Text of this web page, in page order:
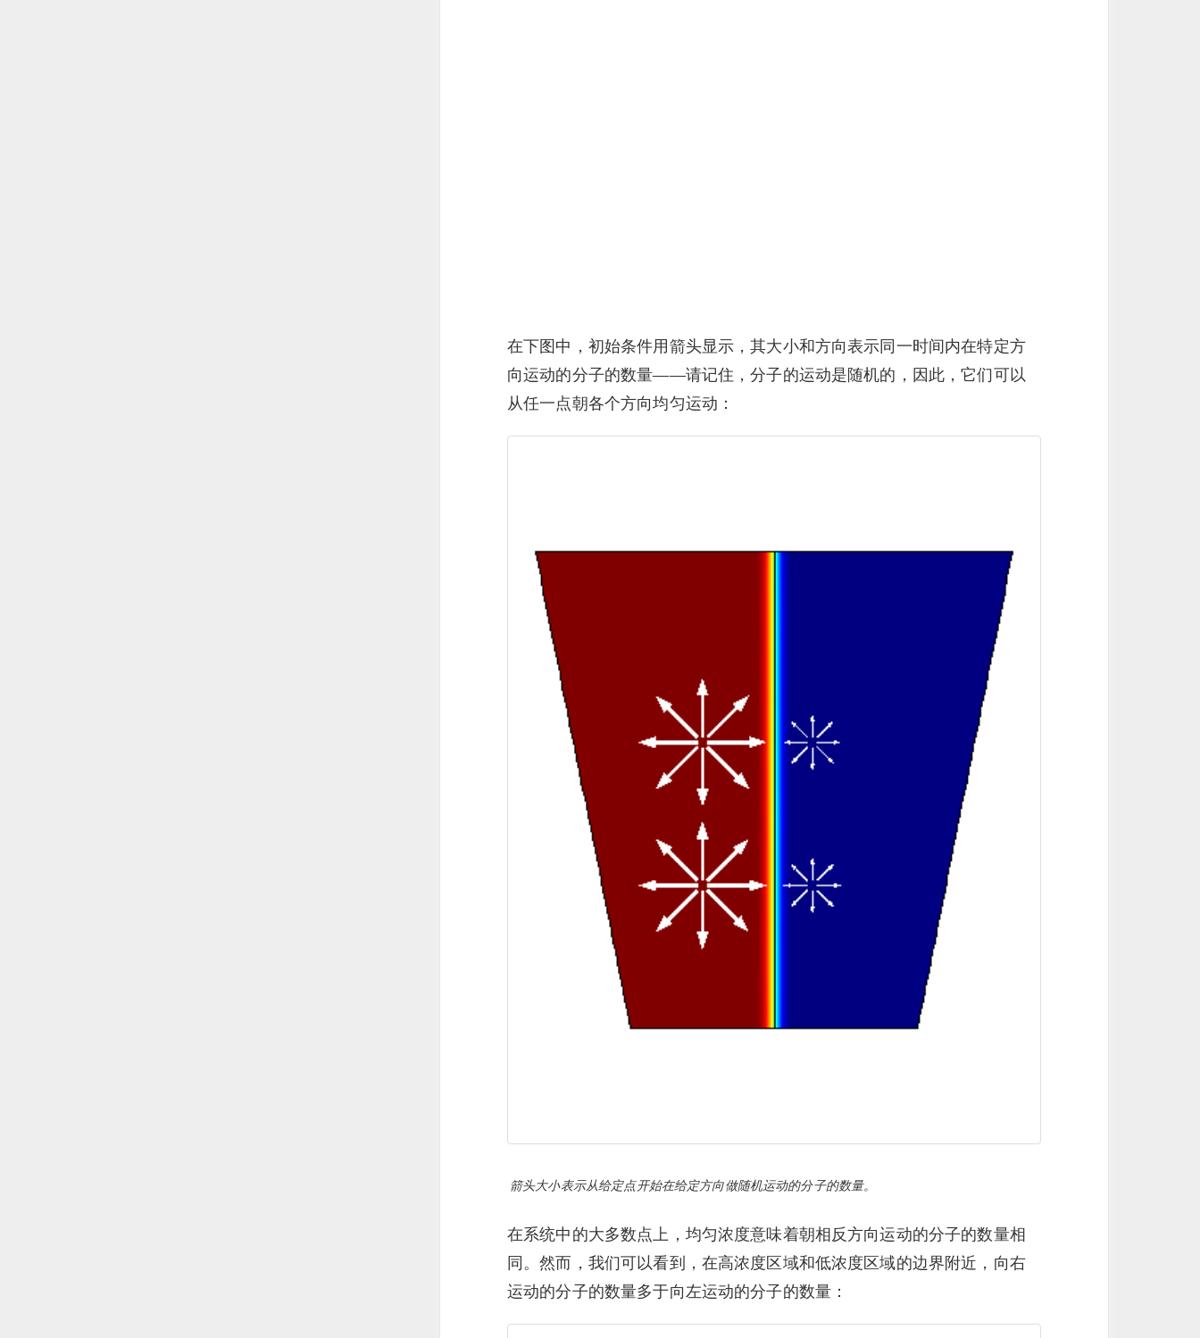
在下图中，初始条件用箭头显示，其大小和方向表示同一时间内在特定方
向运动的分子的数量——请记住，分子的运动是随机的，因此，它们可以
从任一点朝各个方向均匀运动：
箭头大小表示从给定点开始在给定方向做随机运动的分子的数量。
在系统中的大多数点上，均匀浓度意味着朝相反方向运动的分子的数量相
同。然而，我们可以看到，在高浓度区域和低浓度区域的边界附近，向右
运动的分子的数量多于向左运动的分子的数量：